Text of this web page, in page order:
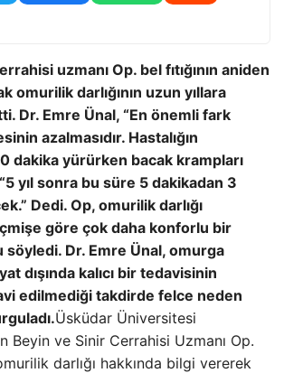
uzmanı Op. bel fıtığının aniden
omurilik darlığının uzun yıllara
Dr. Emre Ünal, “En önemli fark
azalmasıdır. Hastalığın
dakika yürürken bacak krampları
yıl sonra bu süre 5 dakikadan 3
Dedi. Op, omurilik darlığı
göre çok daha konforlu bir
Dr. Emre Ünal, omurga
dışında kalıcı bir tedavisinin
edilmediği takdirde felce neden
Üsküdar Üniversitesi
Beyin ve Sinir Cerrahisi Uzmanı Op.
darlığı hakkında bilgi vererek